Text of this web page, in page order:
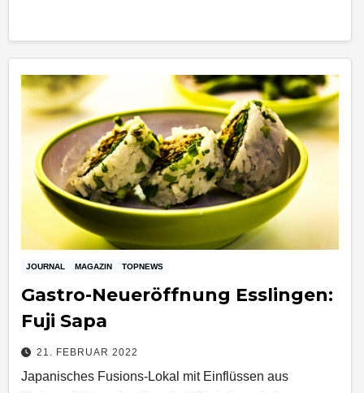
JOURNAL MAGAZIN TOPNEWS
Gastro-Neueröffnung Esslingen:
Fuji Sapa
21. FEBRUAR 2022
Japanisches Fusions-Lokal mit Einflüssen aus